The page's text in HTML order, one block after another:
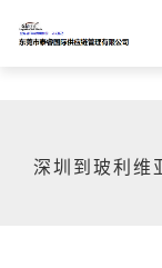
深圳到玻利维